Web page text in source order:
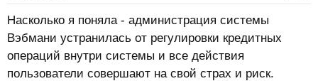
Насколько я поняла - администрация системы
Вэбмани устранилась от регулировки кредитных
операций внутри системы и все действия
пользователи совершают на свой страх и риск.